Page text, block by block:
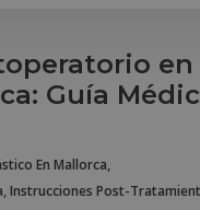
en
Guía
En Mallorca,
,Instrucciones Post-